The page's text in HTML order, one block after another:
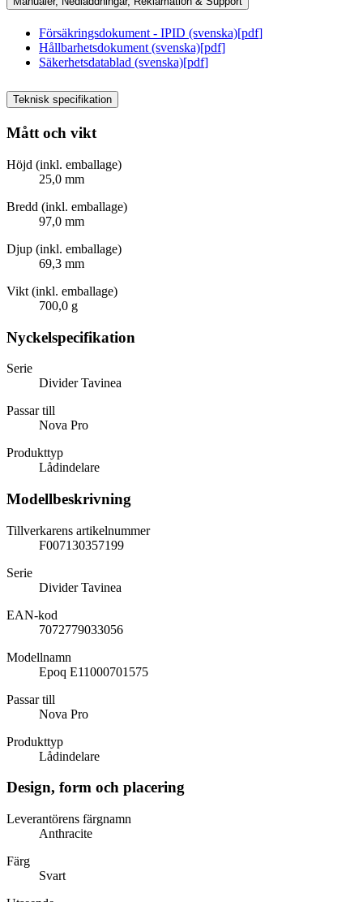
Försäkringsdokument - IPID (svenska)[pdf]
Hållbarhetsdokument (svenska)[pdf]
Säkerhetsdatablad (svenska)[pdf]
Teknisk specifikation
Mått och vikt
Höjd (inkl. emballage)
25,0 mm
Bredd (inkl. emballage)
97,0 mm
Djup (inkl. emballage)
69,3 mm
Vikt (inkl. emballage)
700,0 g
Nyckelspecifikation
Serie
Divider Tavinea
Passar till
Nova Pro
Produkttyp
Lådindelare
Modellbeskrivning
Tillverkarens artikelnummer
F007130357199
Serie
Divider Tavinea
EAN-kod
7072779033056
Modellnamn
Epoq E11000701575
Passar till
Nova Pro
Produkttyp
Lådindelare
Design, form och placering
Leverantörens färgnamn
Anthracite
Färg
Svart